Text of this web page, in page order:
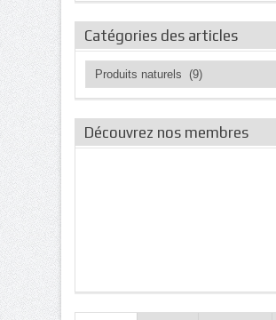
Catégories des articles
Catégories
des
Découvrez nos membres